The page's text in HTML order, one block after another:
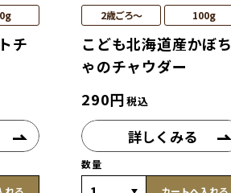
チ
2歳ごろ～ 100g
こども北海道産かぼち
ゃのチャウダー
290円税込
詳しくみる
数量